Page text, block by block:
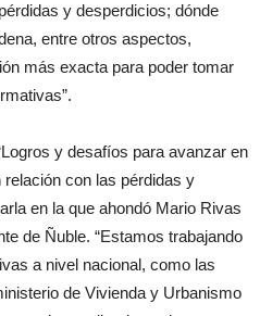
y desperdicios; dónde
entre otros aspectos,
más exacta para poder tomar
y desafíos para avanzar en
con las pérdidas y
en la que ahondó Mario Rivas
de Ñuble. “Estamos trabajando
a nivel nacional, como las
de Vivienda y Urbanismo